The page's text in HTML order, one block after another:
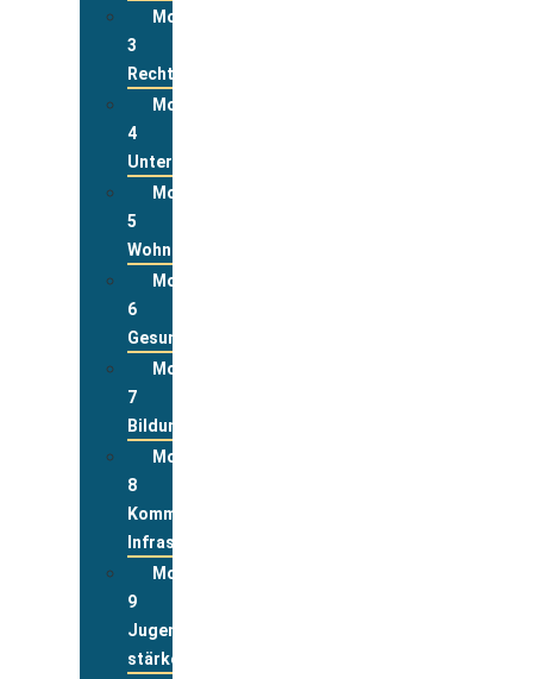
Modul
3
Rechte
Modul
4
Unterstützungsleistungen
Modul
5
Wohnen
Modul
6
Gesundheit
Modul
7
Bildung
Modul
8
Kommunale
Infrastrukturen
Modul
9
Jugend
stärken